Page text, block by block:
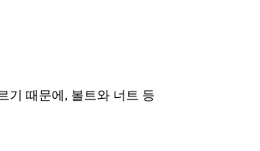
기 때문에, 볼트와 너트 등